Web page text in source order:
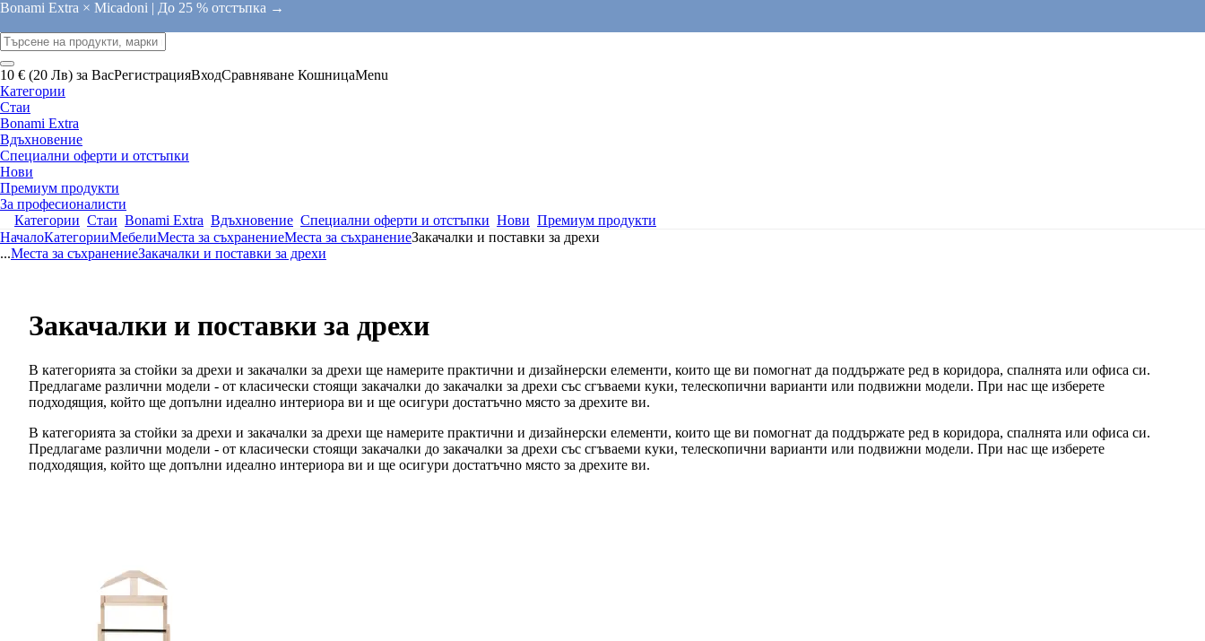
Bonami Extra × Micadoni | До 25 % отстъпка →
10 € (20 Лв) за ВасРегистрацияВходСравняване КошницаMenu
Категории
Стаи
Bonami Extra
Вдъхновение
Специални оферти и отстъпки
Нови
Премиум продукти
За професионалисти
Категории Стаи Bonami Extra Вдъхновение Специални оферти и отстъпки Нови Премиум продукти
НачалоКатегорииМебелиМеста за съхранениеМеста за съхранениеЗакачалки и поставки за дрехи
...Места за съхранениеЗакачалки и поставки за дрехи
Закачалки и поставки за дрехи
В категорията за стойки за дрехи и закачалки за дрехи ще намерите практични и дизайнерски елементи, които ще ви помогнат да поддържате ред в коридора, спалнята или офиса си.
Предлагаме различни модели - от класически стоящи закачалки до закачалки за дрехи със сгъваеми куки, телескопични варианти или подвижни модели. При нас ще изберете
подходящия, който ще допълни идеално интериора ви и ще осигури достатъчно място за дрехите ви.
В категорията за стойки за дрехи и закачалки за дрехи ще намерите практични и дизайнерски елементи, които ще ви помогнат да поддържате ред в коридора, спалнята или офиса си.
Предлагаме различни модели - от класически стоящи закачалки до закачалки за дрехи със сгъваеми куки, телескопични варианти или подвижни модели. При нас ще изберете
подходящия, който ще допълни идеално интериора ви и ще осигури достатъчно място за дрехите ви.